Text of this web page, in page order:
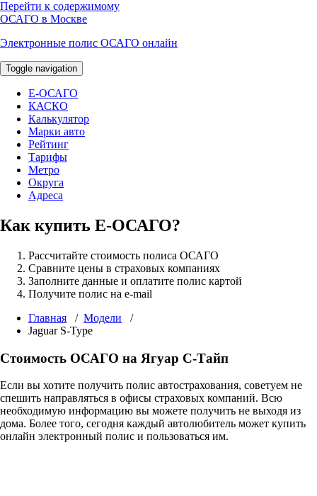
Перейти к содержимому
ОСАГО в Москве
Электронные полис ОСАГО онлайн
Toggle navigation
E-ОСАГО
КАСКО
Калькулятор
Марки авто
Рейтинг
Тарифы
Метро
Округа
Адреса
Как купить Е-ОСАГО?
Рассчитайте стоимость полиса ОСАГО
Сравните цены в страховых компаниях
Заполните данные и оплатите полис картой
Получите полис на e-mail
Главная / Модели /
Jaguar S-Type
Стоимость ОСАГО на Ягуар С-Тайп
Если вы хотите получить полис автострахования, советуем не
спешить направляться в офисы страховых компаний. Всю
необходимую информацию вы можете получить не выходя из
дома. Более того, сегодня каждый автолюбитель может купить
онлайн электронный полис и пользоваться им.